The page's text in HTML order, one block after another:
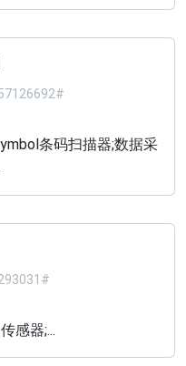
条码扫描器;数据采
感器;...